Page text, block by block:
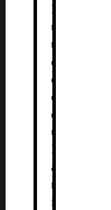
L
u
t
è
c
e
d
u
P
a
r
i